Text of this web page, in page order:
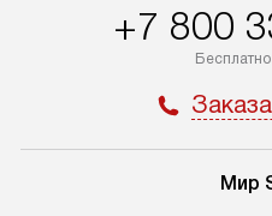
доставляем заказ до
транспортной компании в
доставки у менеджера при
В день, согласованный с
+7 800
Мир